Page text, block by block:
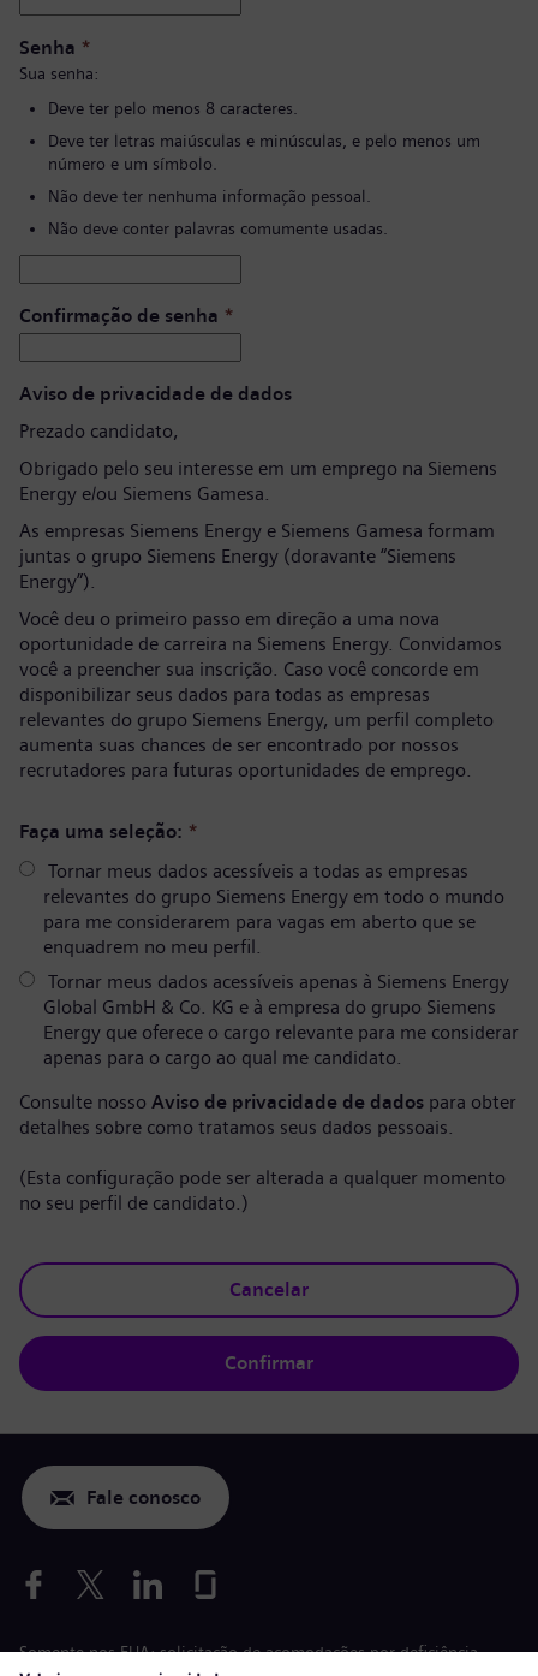
Senha *
Sua senha:
Deve ter pelo menos 8 caracteres.
Deve ter letras maiúsculas e minúsculas, e pelo menos um
número e um símbolo.
Não deve ter nenhuma informação pessoal.
Não deve conter palavras comumente usadas.
Confirmação de senha *
Aviso de privacidade de dados
Prezado candidato,
Obrigado pelo seu interesse em um emprego na Siemens
Energy e/ou Siemens Gamesa.
As empresas Siemens Energy e Siemens Gamesa formam
juntas o grupo Siemens Energy (doravante “Siemens
Energy”).
Você deu o primeiro passo em direção a uma nova
oportunidade de carreira na Siemens Energy. Convidamos
você a preencher sua inscrição. Caso você concorde em
disponibilizar seus dados para todas as empresas
relevantes do grupo Siemens Energy, um perfil completo
aumenta suas chances de ser encontrado por nossos
recrutadores para futuras oportunidades de emprego.
Faça uma seleção: *
Tornar meus dados acessíveis a todas as empresas
relevantes do grupo Siemens Energy em todo o mundo
para me considerarem para vagas em aberto que se
enquadrem no meu perfil.
Tornar meus dados acessíveis apenas à Siemens Energy
Global GmbH & Co. KG e à empresa do grupo Siemens
Energy que oferece o cargo relevante para me considerar
apenas para o cargo ao qual me candidato.
Consulte nosso Aviso de privacidade de dados para obter
detalhes sobre como tratamos seus dados pessoais.
(Esta configuração pode ser alterada a qualquer momento
no seu perfil de candidato.)
Cancelar
Confirmar
Fale conosco
Somente nos EUA: solicitação de acomodações por deficiência